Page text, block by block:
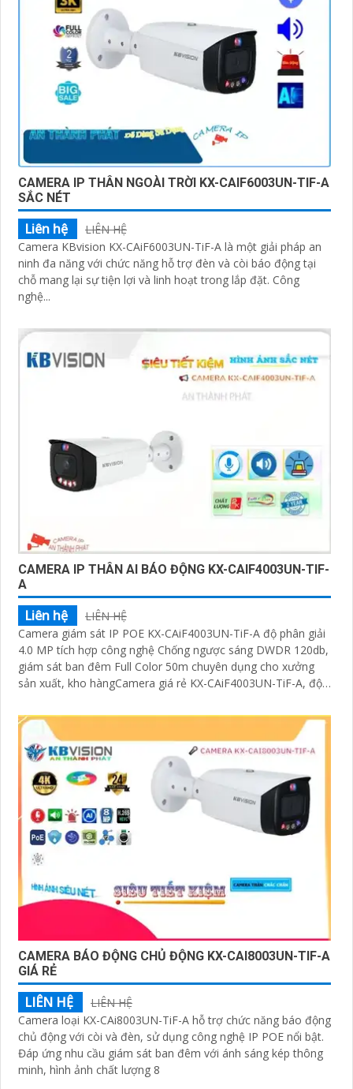
CAMERA IP THÂN NGOÀI TRỜI KX-CAIF6003UN-TIF-A
SẮC NÉT
Liên hệ
LIÊN HỆ
Camera KBvision KX-CAiF6003UN-TiF-A là một giải pháp an
ninh đa năng với chức năng hỗ trợ đèn và còi báo động tại
chỗ mang lại sự tiện lợi và linh hoạt trong lắp đặt. Công
nghệ...
CAMERA IP THÂN AI BÁO ĐỘNG KX-CAIF4003UN-TIF-
A
Liên hệ
LIÊN HỆ
Camera giám sát IP POE KX-CAiF4003UN-TiF-A độ phân giải
4.0 MP tích hợp công nghệ Chống ngược sáng DWDR 120db,
giám sát ban đêm Full Color 50m chuyên dụng cho xưởng
sản xuất, kho hàngCamera giá rẻ KX-CAiF4003UN-TiF-A, độ
CAMERA BÁO ĐỘNG CHỦ ĐỘNG KX-CAI8003UN-TIF-A
GIÁ RẺ
LIÊN HỆ
LIÊN HỆ
Camera loại KX-CAi8003UN-TiF-A hỗ trợ chức năng báo động
chủ động với còi và đèn, sử dụng công nghệ IP POE nổi bật.
Đáp ứng nhu cầu giám sát ban đêm với ánh sáng kép thông
minh, hình ảnh chất lượng 8